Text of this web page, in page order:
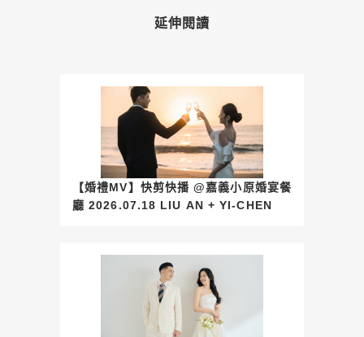
延伸閱讀
【婚禮MV】快剪快播 @嘉義小原婚宴餐
廳 2026.07.18 LIU AN + YI-CHEN